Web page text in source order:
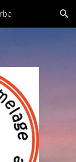
Skip to navigation